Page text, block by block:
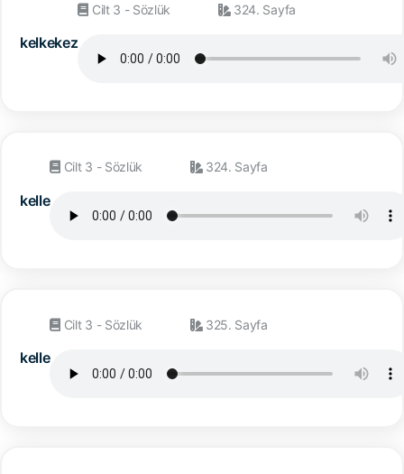
kelkekez
Cilt 3 - Sözlük 324. Sayfa
kelle
Cilt 3 - Sözlük 324. Sayfa
kelle
Cilt 3 - Sözlük 325. Sayfa